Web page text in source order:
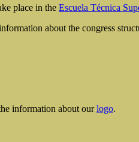
place in the Escuela Técnica
about the congress
information about ourlogo.